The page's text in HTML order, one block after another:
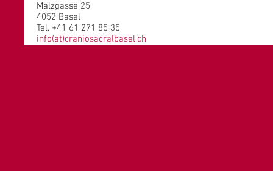
Malzgasse 25
4052 Basel
Tel. +41 61 271 85 35
info(at)craniosacralbasel.ch